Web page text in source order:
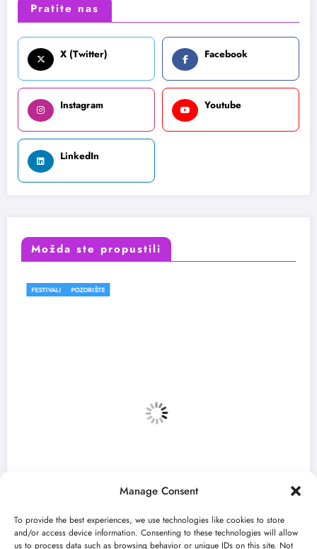
Manage Consent
To provide the best experiences, we use technologies like cookies to store
and/or access device information. Consenting to these technologies will allow
us to process data such as browsing behavior or unique IDs on this site. Not
Pratite nas
X (Twitter) Facebook
Instagram Youtube
LinkedIn
Možda ste propustili
FESTIVALI